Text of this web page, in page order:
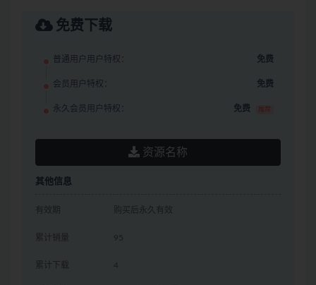
免费下载
普通用户用户特权： 免费
会员用户特权： 免费
永久会员用户特权： 免费 推荐
资源名称
其他信息
有效期 购买后永久有效
累计销量 95
累计下载 4